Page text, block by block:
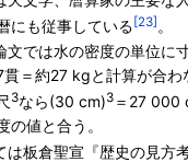
にも従事している [23] 。
文では水の密度の単位に
＝約27 kgと計算が合わ
3なら(30 cm)3 ＝ 27 000
の値と合う。
は板倉聖宣『歴史の見方